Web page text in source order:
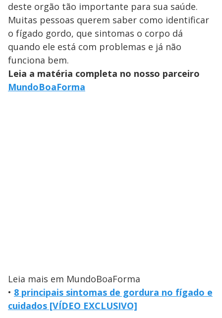
deste orgão tão importante para sua saúde.
Muitas pessoas querem saber como identificar
o fígado gordo, que sintomas o corpo dá
quando ele está com problemas e já não
funciona bem.
Leia a matéria completa no nosso parceiro
MundoBoaForma
Leia mais em MundoBoaForma
• 8 principais sintomas de gordura no fígado e
cuidados [VÍDEO EXCLUSIVO]